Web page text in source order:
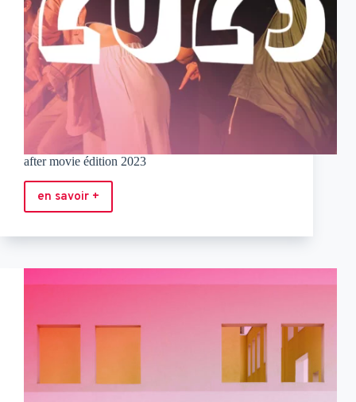
after movie édition 2023
en savoir +
after
édition